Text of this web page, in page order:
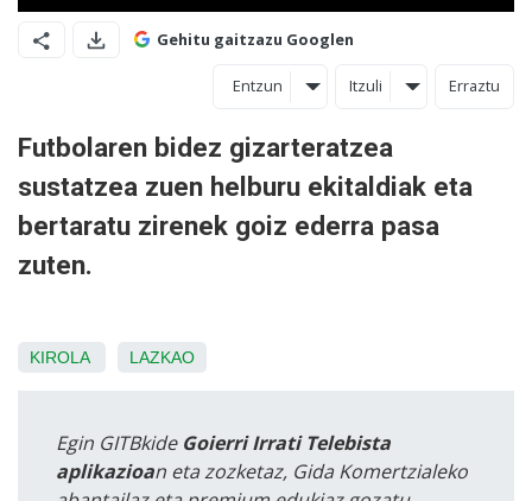
Gehitu gaitzazu Googlen
Entzun Itzuli Erraztu
Futbolaren bidez gizarteratzea
sustatzea zuen helburu ekitaldiak eta
bertaratu zirenek goiz ederra pasa
zuten.
KIROLA LAZKAO
Egin GITBkide Goierri Irrati Telebista
aplikazioan eta zozketaz, Gida Komertzialeko